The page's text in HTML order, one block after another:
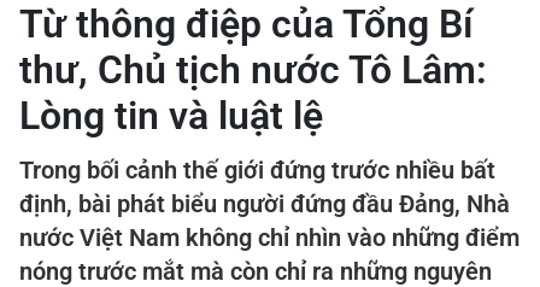
Từ thông điệp của Tổng Bí
thư, Chủ tịch nước Tô Lâm:
Lòng tin và luật lệ
Trong bối cảnh thế giới đứng trước nhiều bất
định, bài phát biểu người đứng đầu Đảng, Nhà
nước Việt Nam không chỉ nhìn vào những điểm
nóng trước mắt mà còn chỉ ra những nguyên